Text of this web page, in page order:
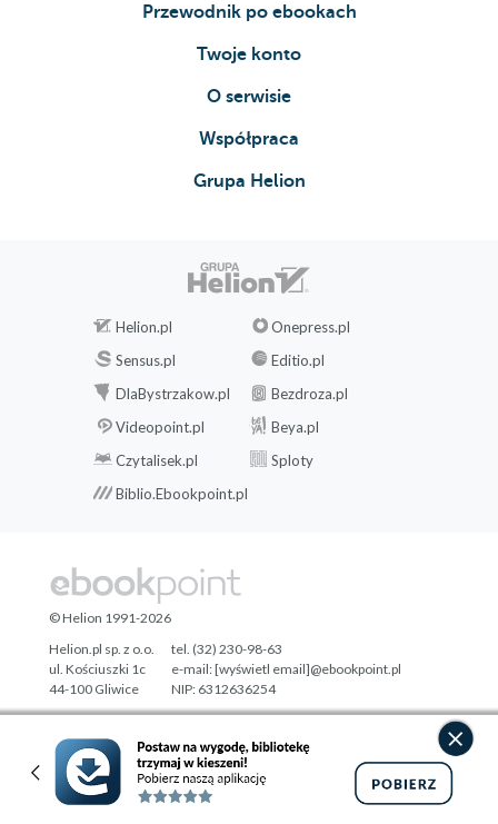
Przewodnik po ebookach
Twoje konto
O serwisie
Współpraca
Grupa Helion
Helion.pl
Onepress.pl
Sensus.pl
Editio.pl
DlaBystrzakow.pl
Bezdroza.pl
Videopoint.pl
Beya.pl
Czytalisek.pl
Sploty
Biblio.Ebookpoint.pl
Designed with ♥ byTonik.pl
© Helion 1991-2026
Helion.pl sp. z o.o.
ul. Kościuszki 1c
44-100 Gliwice
tel. (32) 230-98-63
e-mail:[wyświetl email]@ebookpoint.pl
NIP: 6312636254
Regon: 241989027
Pełna wersja strony »